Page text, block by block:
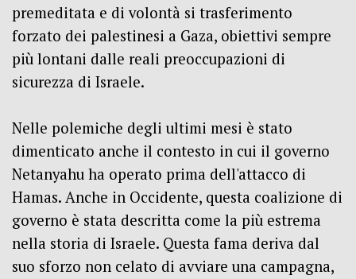
premeditata e di volontà si trasferimento
forzato dei palestinesi a Gaza, obiettivi sempre
più lontani dalle reali preoccupazioni di
sicurezza di Israele.
Nelle polemiche degli ultimi mesi è stato
dimenticato anche il contesto in cui il governo
Netanyahu ha operato prima dell'attacco di
Hamas. Anche in Occidente, questa coalizione di
governo è stata descritta come la più estrema
nella storia di Israele. Questa fama deriva dal
suo sforzo non celato di avviare una campagna,